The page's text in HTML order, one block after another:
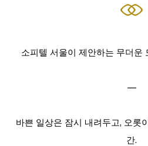
소피텔 서울이 제안하는 무더운
—
바쁜 일상은 잠시 내려두고, 오롯
간.